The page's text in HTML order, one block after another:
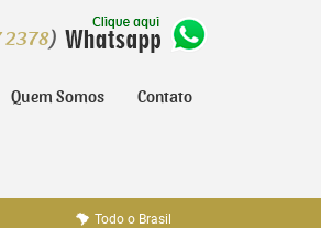
2378)
Quem Somos Contato
Todo o Brasil